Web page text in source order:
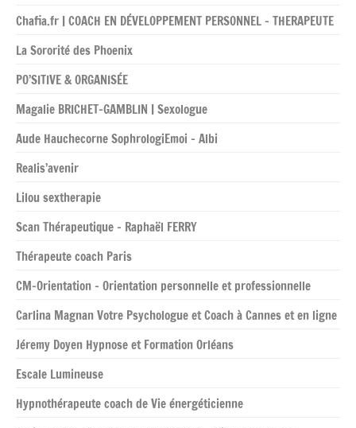
Chafia.fr | COACH EN DÉVELOPPEMENT PERSONNEL – THERAPEUTE
La Sororité des Phoenix
PO’SITIVE & ORGANISÉE
Magalie BRICHET-GAMBLIN | Sexologue
Aude Hauchecorne SophrologiEmoi – Albi
Realis’avenir
Lilou sextherapie
Scan Thérapeutique – Raphaël FERRY
Thérapeute coach Paris
CM-Orientation – Orientation personnelle et professionnelle
Carlina Magnan Votre Psychologue et Coach à Cannes et en ligne
Jéremy Doyen Hypnose et Formation Orléans
Escale Lumineuse
Hypnothérapeute coach de Vie énergéticienne